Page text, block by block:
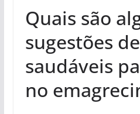
Quais são
sugestões
saudáveis
no